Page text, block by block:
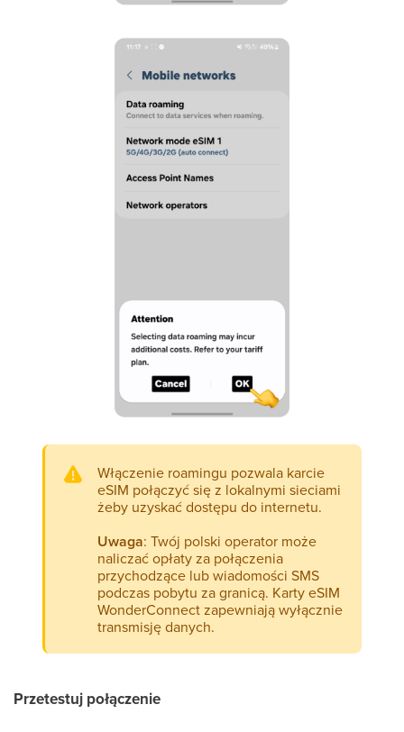
Włączenie roamingu pozwala karcie
eSIM połączyć się z lokalnymi sieciami
żeby uzyskać dostępu do internetu.
Uwaga: Twój polski operator może
naliczać opłaty za połączenia
przychodzące lub wiadomości SMS
podczas pobytu za granicą. Karty eSIM
WonderConnect zapewniają wyłącznie
transmisję danych.
Przetestuj połączenie